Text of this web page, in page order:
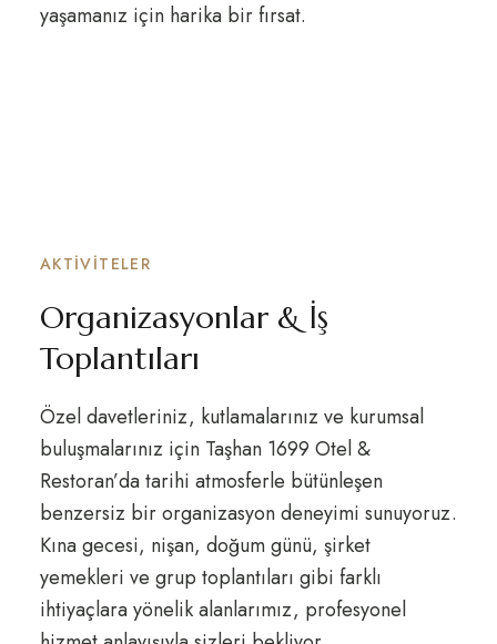
yaşamanız için harika bir fırsat.
AKTIVITELER
Organizasyonlar & İş
Toplantıları
Özel davetleriniz, kutlamalarınız ve kurumsal
buluşmalarınız için Taşhan 1699 Otel &
Restoran’da tarihi atmosferle bütünleşen
benzersiz bir organizasyon deneyimi sunuyoruz.
Kına gecesi, nişan, doğum günü, şirket
yemekleri ve grup toplantıları gibi farklı
ihtiyaçlara yönelik alanlarımız, profesyonel